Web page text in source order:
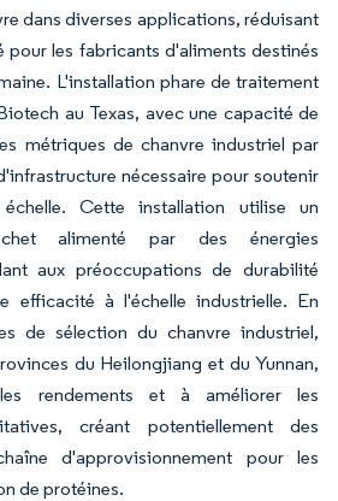
dans diverses applications, réduisant
les fabricants d'aliments destinés
L'installation phare de traitement
au Texas, avec une capacité de
métriques de chanvre industriel par
nécessaire pour soutenir
Cette installation utilise un
alimenté par des énergies
aux préoccupations de durabilité
efficacité à l'échelle industrielle. En
de sélection du chanvre industriel,
du Heilongjiang et du Yunnan,
rendements et à améliorer les
créant potentiellement des
d'approvisionnement pour les
de protéines.